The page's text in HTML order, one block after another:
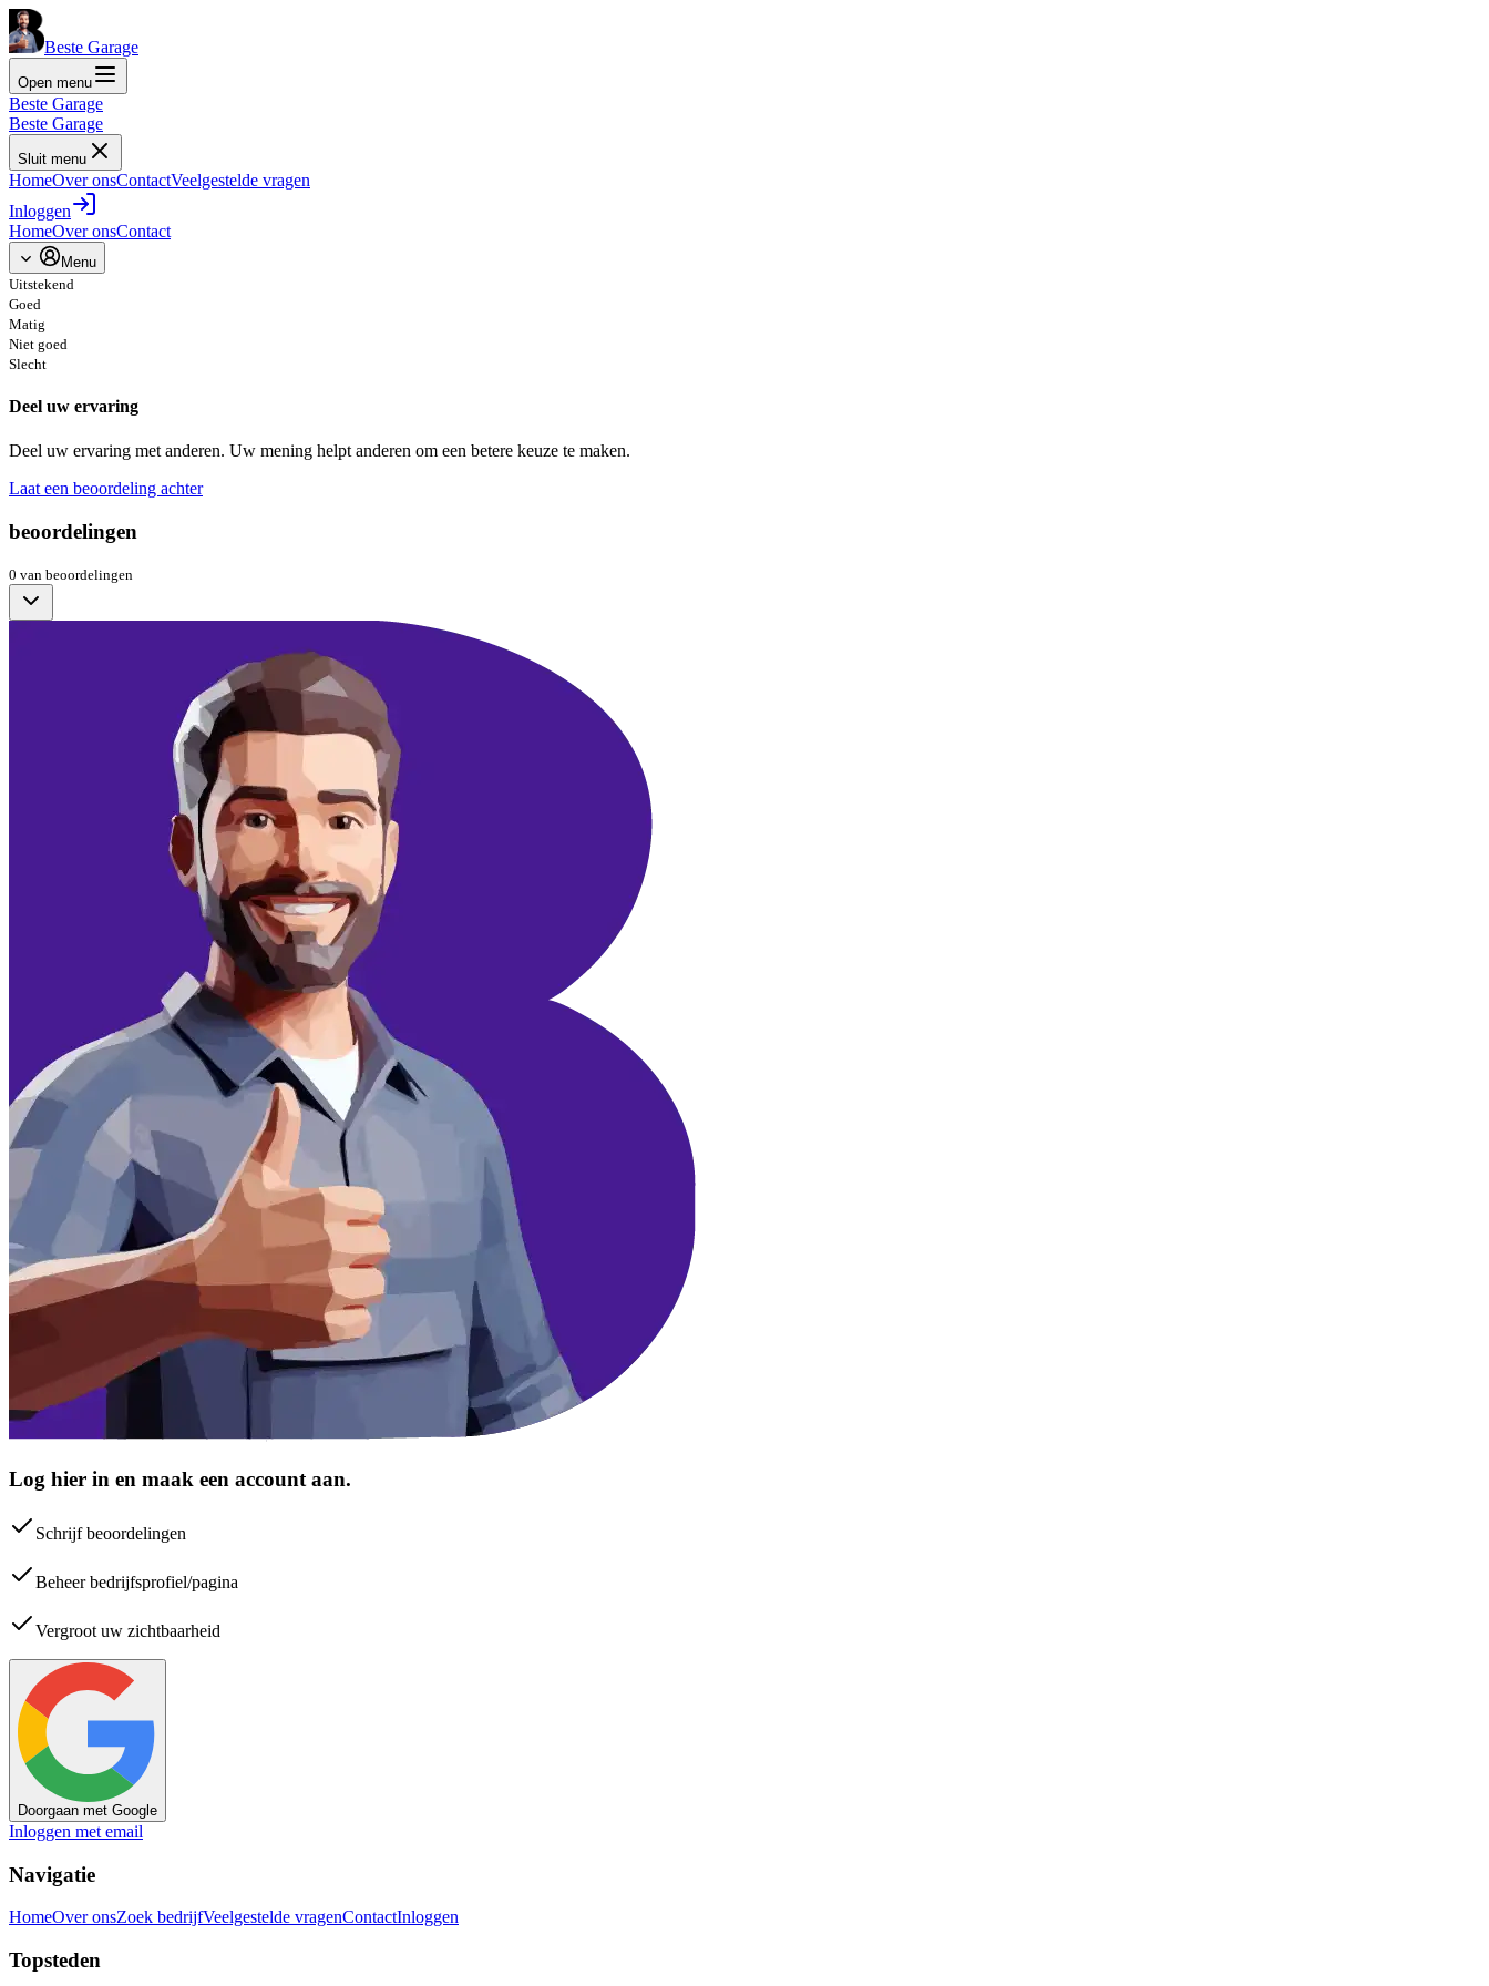
Beste Garage
Open menu
Beste Garage
Beste Garage
Sluit menu
HomeOver onsContactVeelgestelde vragen
Inloggen
HomeOver onsContact
Menu
Uitstekend
Goed
Matig
Niet goed
Slecht
Deel uw ervaring
Deel uw ervaring met anderen. Uw mening helpt anderen om een betere keuze te maken.
Laat een beoordeling achter
beoordelingen
0 van beoordelingen
Log hier in en maak een account aan.
Schrijf beoordelingen
Beheer bedrijfsprofiel/pagina
Vergroot uw zichtbaarheid
Doorgaan met Google
Inloggen met email
Navigatie
HomeOver onsZoek bedrijfVeelgestelde vragenContactInloggen
Topsteden